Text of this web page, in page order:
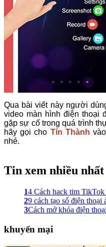
Qua bài viết này người
video màn hình điện thoại
gặp sự cố trong quá trình
hãy gọi cho Tín Thành
nhé.
Tin xem nhiều nhất
14 Cách hack tim
29 cách tạo số điện thoại
3Cách mở khóa điện
khuyến mại